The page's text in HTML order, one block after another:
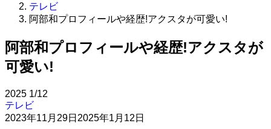
テレビ
阿部和プロフィールや経歴!アクスタが可愛い!
阿部和プロフィールや経歴!アクスタが
可愛い!
2025 1/12
テレビ
2023年11月29日 2025年1月12日